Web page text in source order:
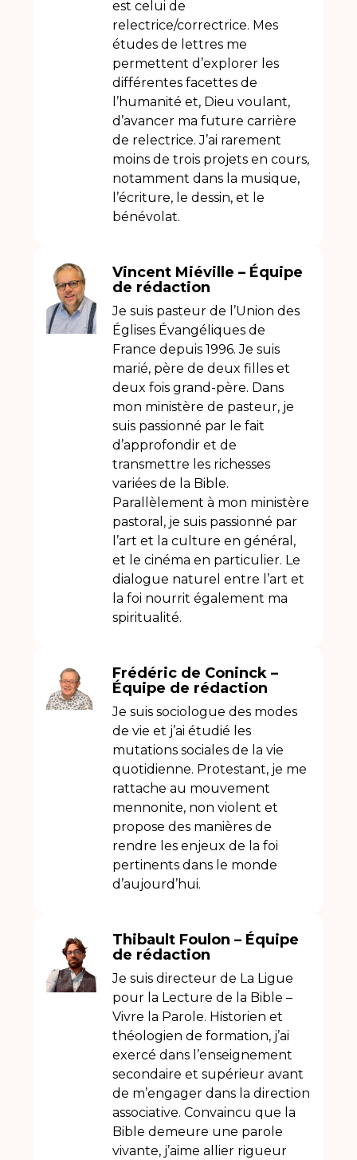
est celui de
relectrice/correctrice. Mes
études de lettres me
permettent d’explorer les
différentes facettes de
l’humanité et, Dieu voulant,
d’avancer ma future carrière
de relectrice. J’ai rarement
moins de trois projets en cours,
notamment dans la musique,
l’écriture, le dessin, et le
bénévolat.
Vincent Miéville – Équipe
de rédaction
Je suis pasteur de l’Union des
Églises Évangéliques de
France depuis 1996. Je suis
marié, père de deux filles et
deux fois grand-père. Dans
mon ministère de pasteur, je
suis passionné par le fait
d’approfondir et de
transmettre les richesses
variées de la Bible.
Parallèlement à mon ministère
pastoral, je suis passionné par
l’art et la culture en général,
et le cinéma en particulier. Le
dialogue naturel entre l’art et
la foi nourrit également ma
spiritualité.
Frédéric de Coninck –
Équipe de rédaction
Je suis sociologue des modes
de vie et j’ai étudié les
mutations sociales de la vie
quotidienne. Protestant, je me
rattache au mouvement
mennonite, non violent et
propose des manières de
rendre les enjeux de la foi
pertinents dans le monde
d’aujourd’hui.
Thibault Foulon – Équipe
de rédaction
Je suis directeur de La Ligue
pour la Lecture de la Bible –
Vivre la Parole. Historien et
théologien de formation, j’ai
exercé dans l’enseignement
secondaire et supérieur avant
de m’engager dans la direction
associative. Convaincu que la
Bible demeure une parole
vivante, j’aime allier rigueur